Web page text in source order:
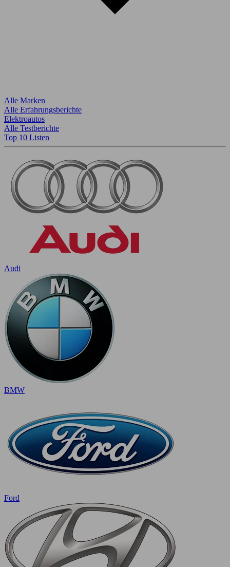
Alle Marken
Alle Erfahrungsberichte
Elektroautos
Alle Testberichte
Top 10 Listen
Audi
BMW
Ford